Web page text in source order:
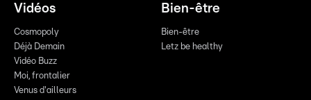
Vidéos
Cosmopoly
Déjà Demain
Vidéo Buzz
Moi, frontalier
Venus d'ailleurs
Bien-être
Bien-être
Letz be healthy